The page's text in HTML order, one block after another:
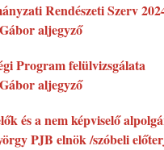
Rendészeti Szerv
aljegyző
Program felülvizsgálata
aljegyző
és a nem képviselő
PJB elnök /szóbeli